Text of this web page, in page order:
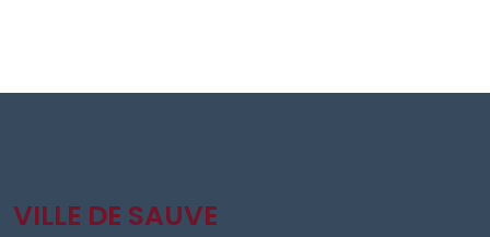
VILLE DE SAUVE